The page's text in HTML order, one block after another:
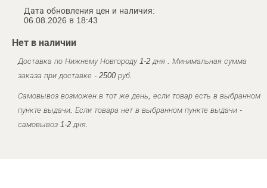
Дата обновления цен и наличия:
06.08.2026 в 18:43
Нет в наличии
Доставка по Нижнему Новгороду 1-2 дня . Минимальная сумма
заказа при доставке - 2500 руб.
Самовывоз возможен в тот же день, если товар есть в выбранном
пункте выдачи. Если товара нет в выбранном пункте выдачи -
самовывоз 1-2 дня.